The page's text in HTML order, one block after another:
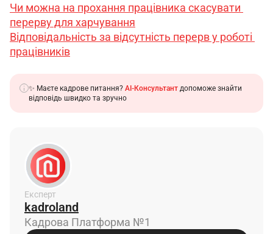
Чи можна на прохання працівника скасувати
перерву для харчування
Відповідальність за відсутність перерв у роботі
працівників
✨ Маєте кадрове питання? AI-Консультант допоможе знайти
відповідь швидко та зручно
Експерт
kadroland
Кадрова Платформа №1